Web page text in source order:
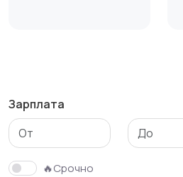
Медицина
Зарплата
🔥Срочно